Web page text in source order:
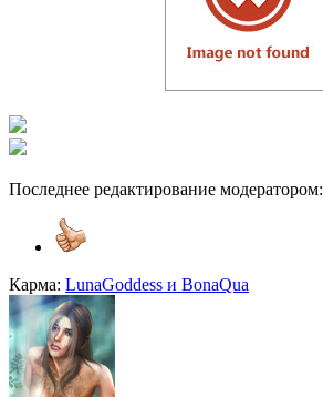
Последнее редактирование модератором:
Карма: LunaGoddess и BonaQua